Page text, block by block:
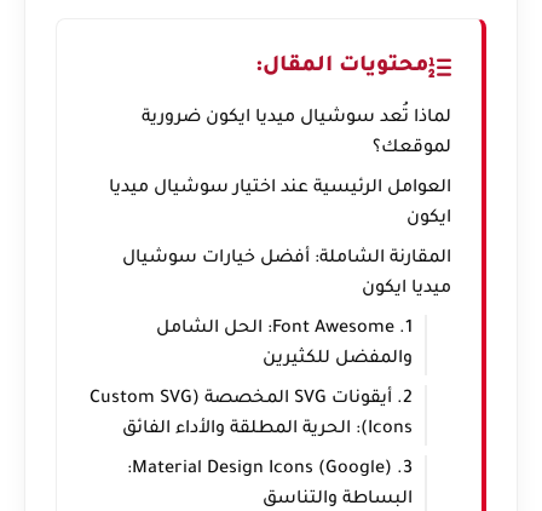
محتويات المقال:
لماذا تُعد سوشيال ميديا ايكون ضرورية
لموقعك؟
العوامل الرئيسية عند اختيار سوشيال ميديا
ايكون
المقارنة الشاملة: أفضل خيارات سوشيال
ميديا ايكون
1. Font Awesome: الحل الشامل
والمفضل للكثيرين
2. أيقونات SVG المخصصة (Custom SVG
Icons): الحرية المطلقة والأداء الفائق
3. Material Design Icons (Google):
البساطة والتناسق